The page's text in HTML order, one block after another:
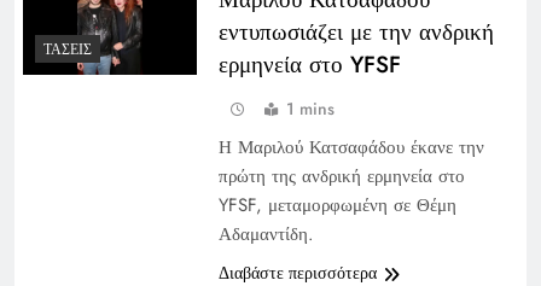
ΤΆΣΕΙΣ
εντυπωσιάζει με την ανδρική
ερμηνεία στο YFSF
1 mins
Η Μαριλού Κατσαφάδου έκανε την
πρώτη της ανδρική ερμηνεία στο
YFSF, μεταμορφωμένη σε Θέμη
Αδαμαντίδη.
Διαβάστε περισσότερα